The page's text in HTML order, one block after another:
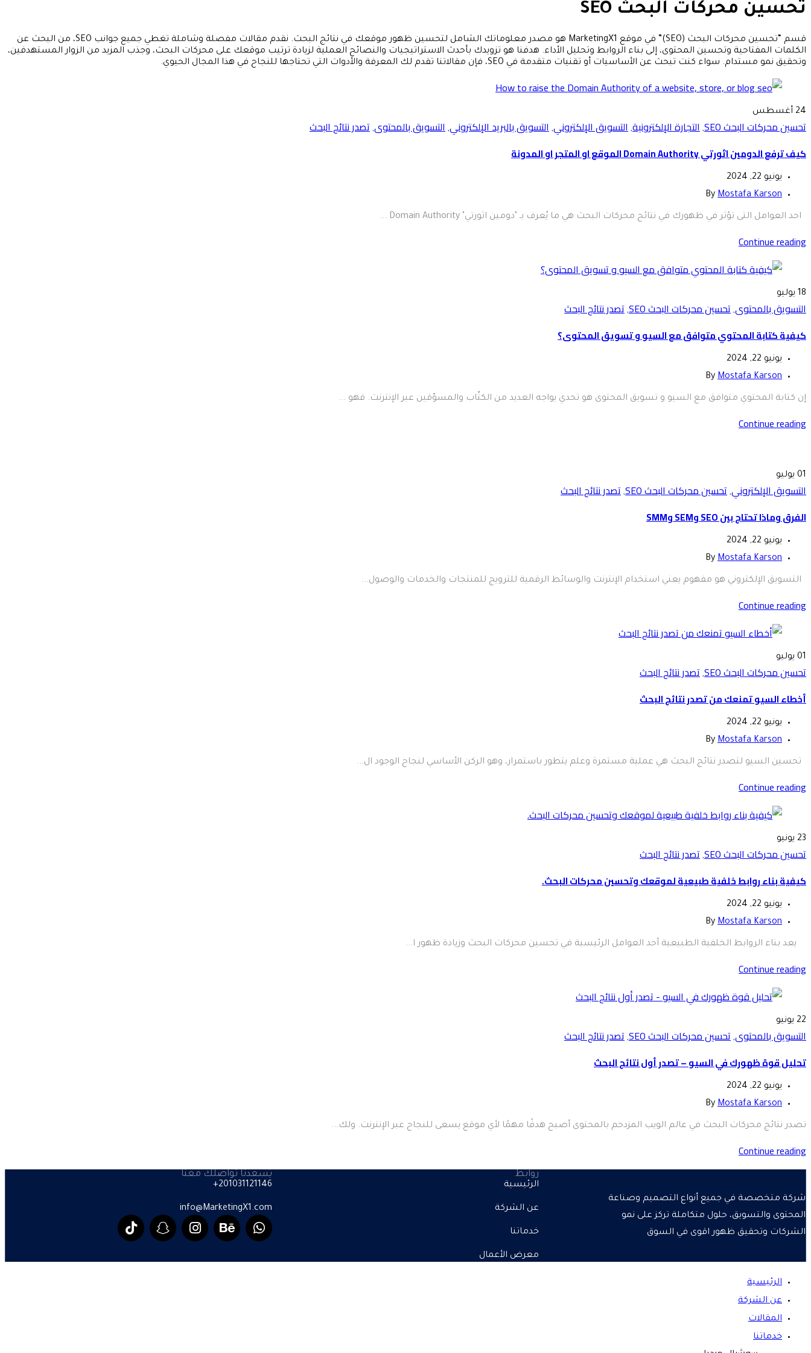
تحسين محركات البحث SEO
قسم “تحسين محركات البحث (SEO)” في موقع MarketingX1 هو مصدر معلوماتك الشامل لتحسين ظهور موقعك في نتائج البحث. نقدم مقالات مفصلة وشاملة تغطي جميع جوانب SEO، من البحث عن
الكلمات المفتاحية وتحسين المحتوى، إلى بناء الروابط وتحليل الأداء. هدفنا هو تزويدك بأحدث الاستراتيجيات والنصائح العملية لزيادة ترتيب موقعك على محركات البحث، وجذب المزيد من الزوار المستهدفين،
وتحقيق نمو مستدام. سواء كنت تبحث عن الأساسيات أو تقنيات متقدمة في SEO، فإن مقالاتنا تقدم لك المعرفة والأدوات التي تحتاجها للنجاح في هذا المجال الحيوي.
24 أغسطس
تحسين محركات البحث SEO , التجارة الإلكترونية, التسويق الإلكتروني, التسويق بالبريد الإلكتروني, التسويق بالمحتوى, تصدر نتائج البحث
كيف ترفع الدومين اثورتي Domain Authority الموقع او المتجر او المدونة
يونيو 22, 2024
By Mostafa Karson
احد العوامل التى تؤثر في ظهورك في نتائج محركات البحث هي ما يُعرف بـ "دومين اثورتي" Domain Authority ...
Continue reading
18 يوليو
التسويق بالمحتوى, تحسين محركات البحث SEO , تصدر نتائج البحث
كيفية كتابة المحتوي متوافق مع السيو و تسويق المحتوى؟
يونيو 22, 2024
By Mostafa Karson
إن كتابة المحتوي متوافق مع السيو و تسويق المحتوى هو تحدي يواجه العديد من الكتّاب والمسوّقين عبر الإنترنت. فهو ...
Continue reading
01 يوليو
التسويق الإلكتروني, تحسين محركات البحث SEO , تصدر نتائج البحث
الفرق وماذا تحتاج بين SEO وSEM وSMM
يونيو 22, 2024
By Mostafa Karson
التسويق الإلكتروني هو مفهوم يعني استخدام الإنترنت والوسائط الرقمية للترويج للمنتجات والخدمات والوصول...
Continue reading
01 يوليو
تحسين محركات البحث SEO , تصدر نتائج البحث
أخطاء السيو تمنعك من تصدر نتائج البحث
يونيو 22, 2024
By Mostafa Karson
تحسين السيو لتصدر نتائج البحث هي عملية مستمرة وعلم يتطور باستمرار، وهو الركن الأساسي لنجاح الوجود ال...
Continue reading
23 يونيو
تحسين محركات البحث SEO , تصدر نتائج البحث
كيفية بناء روابط خلفية طبيعية لموقعك وتحسين محركات البحث.
يونيو 22, 2024
By Mostafa Karson
يعد بناء الروابط الخلفية الطبيعية أحد العوامل الرئيسية في تحسين محركات البحث وزيادة ظهور ا...
Continue reading
22 يونيو
التسويق بالمحتوى, تحسين محركات البحث SEO , تصدر نتائج البحث
تحليل قوة ظهورك في السيو – تصدر أول نتائج البحث
يونيو 22, 2024
By Mostafa Karson
تصدر نتائج محركات البحث في عالم الويب المزدحم بالمحتوى أصبح هدفًا مهمًا لأي موقع يسعى للنجاح عبر الإنترنت. ولك...
Continue reading
شركة متخصصة في جميع أنواع التصميم وصناعة
المحتوى والتسويق، حلول متكاملة تركز على نمو
الشركات وتحقيق ظهور اقوى في السوق
روابط
الرئيسية
عن الشركة
خدماتنا
معرض الأعمال
يُسعدنا تواصلك معنا
201031121146+
info@MarketingX1.com
الرئيسية
عن الشركة
المقالات
خدماتنا